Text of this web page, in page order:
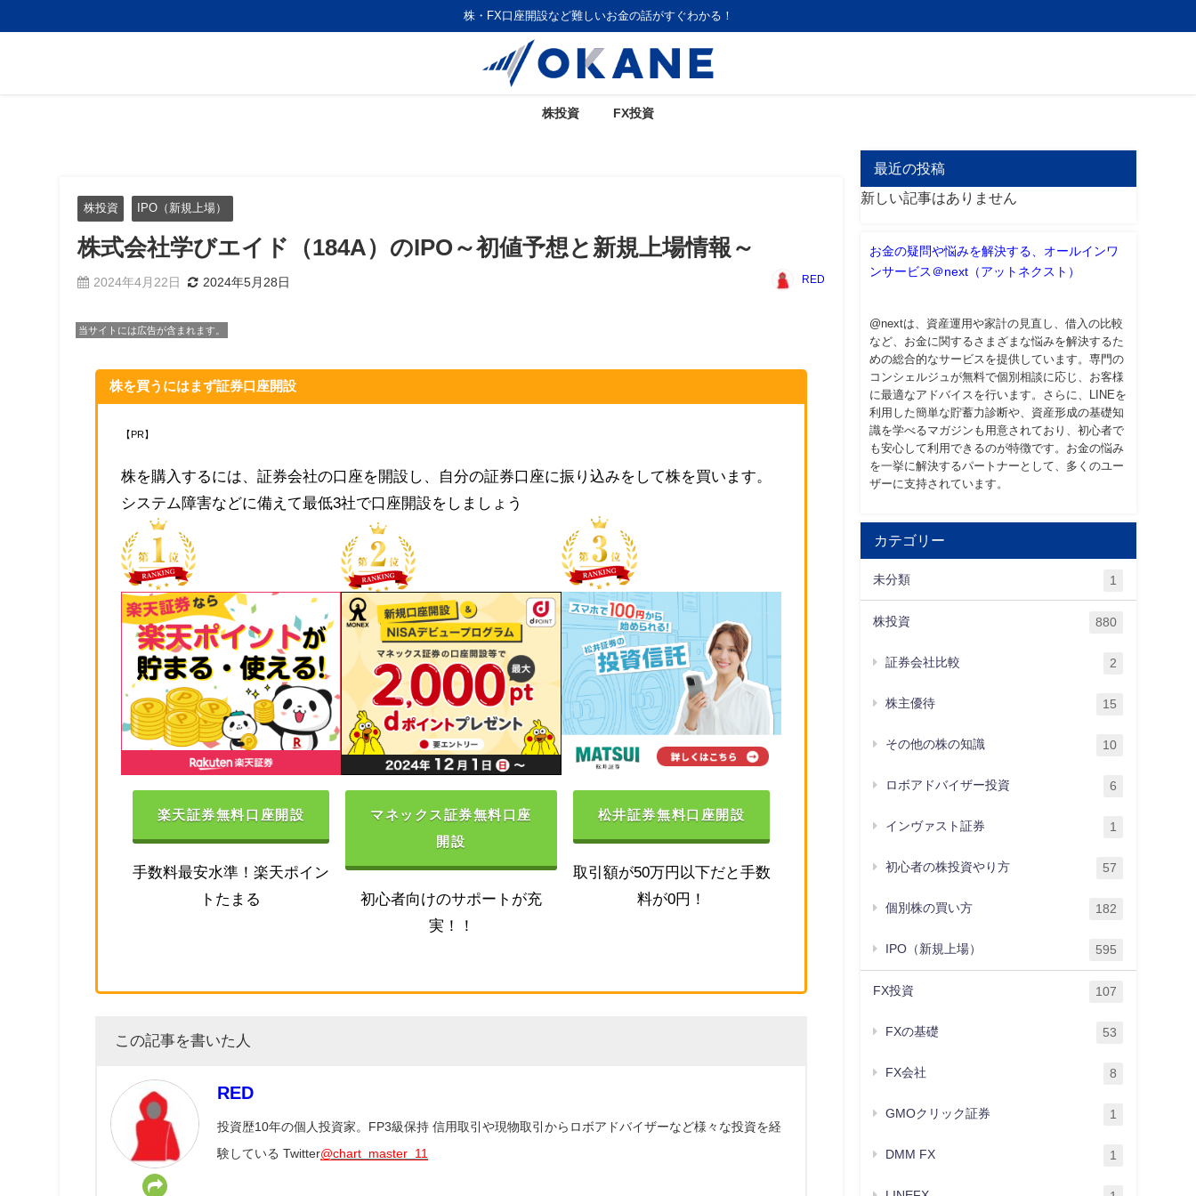
株・FX口座開設など難しいお金の話がすぐわかる！
株投資 FX投資
株投資 IPO（新規上場）
株式会社学びエイド（184A）のIPO～初値予想と新規上場情報～
2024年4月22日 2024年5月28日 RED
当サイトには広告が含まれます。
株を買うにはまず証券口座開設
【PR】
株を購入するには、証券会社の口座を開設し、自分の証券口座に振り込みをして株を買います。
システム障害などに備えて最低3社で口座開設をしましょう
楽天証券無料口座開設
手数料最安水準！楽天ポイン
トたまる
マネックス証券無料口座
開設
初心者向けのサポートが充
実！！
松井証券無料口座開設
取引額が50万円以下だと手数
料が0円！
この記事を書いた人
RED
投資歴10年の個人投資家。FP3級保持 信用取引や現物取引からロボアドバイザーなど様々な投資を経
験している Twitter@chart_master_11
最近の投稿
新しい記事はありません
お金の疑問や悩みを解決する、オールインワ
ンサービス＠next（アットネクスト）
@nextは、資産運用や家計の見直し、借入の比較
など、お金に関するさまざまな悩みを解決するた
めの総合的なサービスを提供しています。専門の
コンシェルジュが無料で個別相談に応じ、お客様
に最適なアドバイスを行います。さらに、LINEを
利用した簡単な貯蓄力診断や、資産形成の基礎知
識を学べるマガジンも用意されており、初心者で
も安心して利用できるのが特徴です。お金の悩み
を一挙に解決するパートナーとして、多くのユー
ザーに支持されています。
カテゴリー
未分類 1
株投資 880
証券会社比較 2
株主優待 15
その他の株の知識 10
ロボアドバイザー投資 6
インヴァスト証券 1
初心者の株投資やり方 57
個別株の買い方 182
IPO（新規上場） 595
FX投資 107
FXの基礎 53
FX会社 8
GMOクリック証券 1
DMM FX 1